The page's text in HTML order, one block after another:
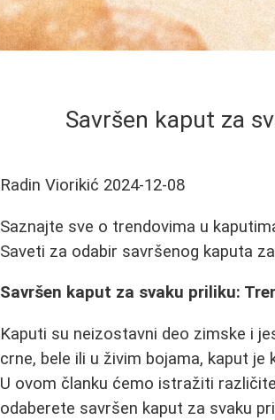
Savršen kaput za
Radin Viorikić 2024-12-08
Saznajte sve o trendovima u
Saveti za odabir savršenog kaputa
Savršen kaput za svaku priliku:
Kaputi su neizostavni deo zimske i
crne, bele ili u živim bojama, kaput
U ovom članku ćemo istražiti
odaberete savršen kaput za svaku